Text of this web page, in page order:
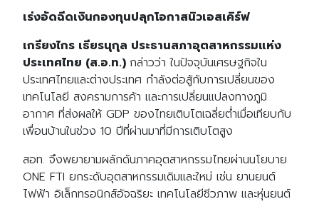
เร่งอัดฉีดเงินกองทุนปลุกโอกาสนิวเอสเคิร์ฟ
เกรียงไกร เธียรนุกุล ประธานสภาอุตสาหกรรมแห่ง
ประเทศไทย (ส.อ.ท.) กล่าวว่า ในปัจจุบันเศรษฐกิจใน
ประเทศไทยและต่างประเทศ กำลังต่อสู้กับการเปลี่ยนของ
เทคโนโลยี สงครามการค้า และการเปลี่ยนแปลงทางภูมิ
อากาศ ที่ส่งผลให้ GDP ของไทยเติบโตเฉลี่ยต่ำเมื่อเทียบกับ
เพื่อนบ้านในช่วง 10 ปีที่ผ่านมาที่มีการเติบโตสูง
สอท. จึงพยายามผลักดันภาคอุตสาหกรรมไทยผ่านนโยบาย
ONE FTI ยกระดับอุตสาหกรรมเดิมและใหม่ เช่น ยานยนต์
ไฟฟ้า อิเล็กทรอนิกส์อัจฉริยะ เทคโนโลยีชีวภาพ และหุ่นยนต์